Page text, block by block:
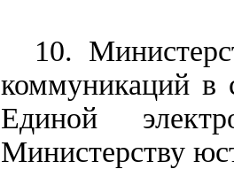
10.
коммуникаций в
Единой
Министерству